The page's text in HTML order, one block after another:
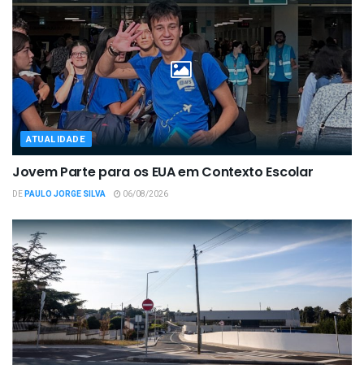
ATUALIDADE
Jovem Parte para os EUA em Contexto Escolar
DEPAULO JORGE SILVA 06/08/2026